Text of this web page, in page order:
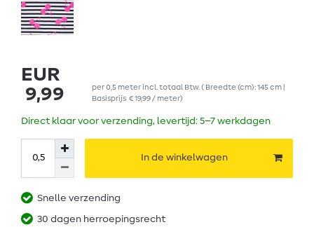
EUR
9,99
per0,5 meterincl. totaal Btw. ( Breedte (cm): 145 cm |
Basisprijs€ 19,99 / meter)
Direct klaar voor verzending, levertijd: 5–7 werkdagen
In de winkelwagen
Snelle verzending
30 dagen herroepingsrecht